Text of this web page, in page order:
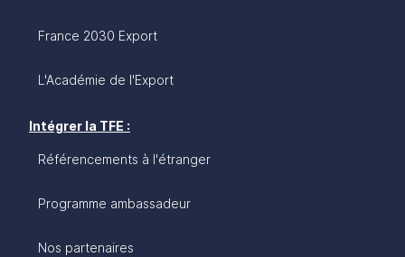
France 2030 Export
L'Académie de l'Export
Intégrer la TFE :
Référencements à l'étranger
Programme ambassadeur
Nos partenaires